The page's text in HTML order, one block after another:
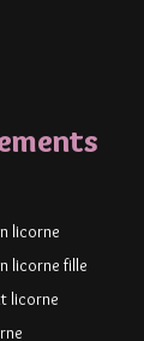
licorne
licorne fille
licorne